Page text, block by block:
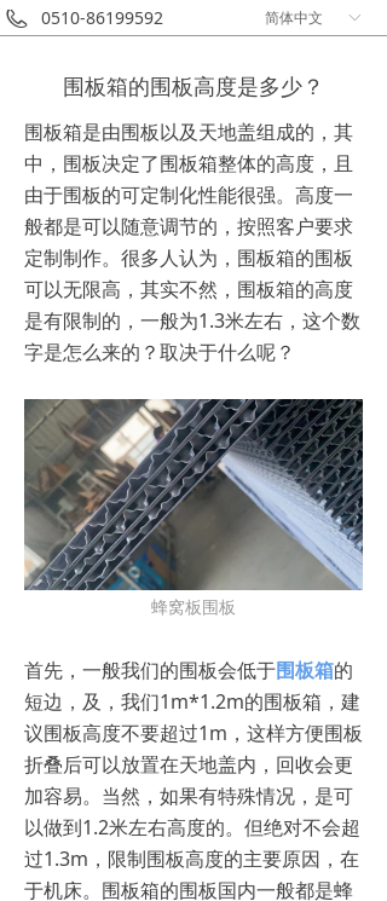
0510-86199592 ꀅ
简体中文
围板箱的围板高度是多少？
围板箱是由围板以及天地盖组成的，其
中，围板决定了围板箱整体的高度，且
由于围板的可定制化性能很强。高度一
般都是可以随意调节的，按照客户要求
定制制作。很多人认为，围板箱的围板
可以无限高，其实不然，围板箱的高度
是有限制的，一般为1.3米左右，这个数
字是怎么来的？取决于什么呢？
蜂窝板围板
首先，一般我们的围板会低于围板箱的
短边，及，我们1m*1.2m的围板箱，建
议围板高度不要超过1m，这样方便围板
折叠后可以放置在天地盖内，回收会更
加容易。当然，如果有特殊情况，是可
以做到1.2米左右高度的。但绝对不会超
过1.3m，限制围板高度的主要原因，在
于机床。围板箱的围板国内一般都是蜂